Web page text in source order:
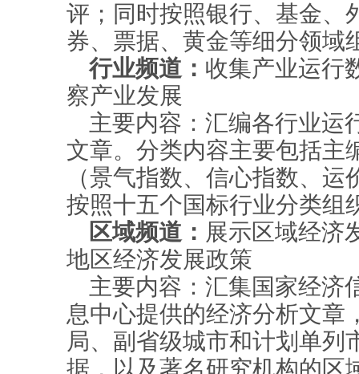
评；同时按照银行、基金、
券、票据、黄金等细分领域
行业频道： 收集产业运行
察产业发展
主要内容：汇编各行业运
文章。分类内容主要包括主
（景气指数、信心指数、
按照十五个国标行业分类组
区域频道： 展示区域经济
地区经济发展政策
主要内容：汇集国家经济
息中心提供的经济分析文章
局、副省级城市和计划单列
据，以及著名研究机构的区